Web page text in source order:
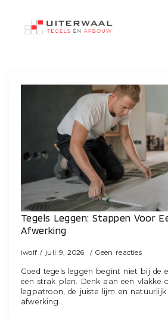
Categorie:Badkamer
Tegels Leggen: Stappen Voor
Afwerking
iwolf juli 9, 2026 Geen reacties
Goed tegels leggen begint niet bij de
een strak plan. Denk aan een vlakke
legpatroon, de juiste lijm en natuurlijk
afwerking…